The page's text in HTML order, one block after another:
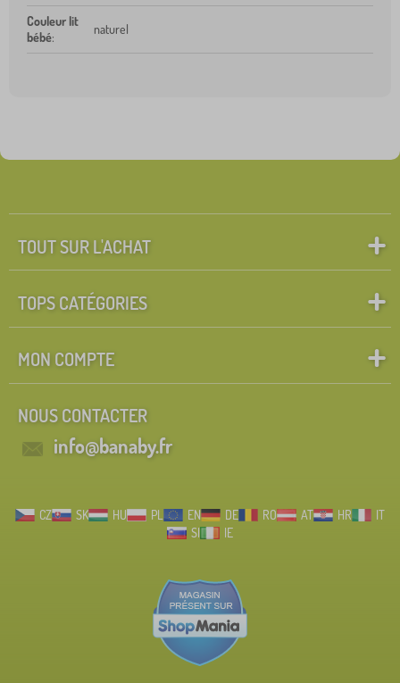
Couleur lit
bébé:
naturel
TOUT SUR L'ACHAT
TOPS CATÉGORIES
MON COMPTE
NOUS CONTACTER
info@banaby.fr
CZ SK HU PL EN DE RO AT HR
IT
SI
IE